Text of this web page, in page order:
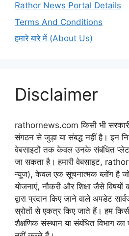
Rathor News Portal Details
Terms And Conditions
हमारे बारे में (About Us)
Disclaimer
rathornews.com किसी भी
संगठन से जुड़ा या संबद्ध नहीं है। इन
वेबसाइटों तक केवल उनके संबंधित
जा सकता है। हमारी वेबसाइट,
न्यूज), केवल एक सूचनात्मक ब्लॉग है
योजनाएं, नौकरी और शिक्षा जैसे
द्वारा प्रदान किए जाने वाले अपडेट
स्रोतों से एकत्र किए जाते हैं। हम
शैक्षणिक संस्थान या संबंधित विभाग का